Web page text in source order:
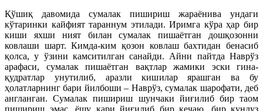
Қўшиқ давомида сумалак пишириш жараёнива ундаги
кўтаринки кайфият тараннум этилади. Иримга кўра ҳар бир
киши яхши ният билан сумалак пишаётган дошқозонни
ковлаши шарт. Кимда-ким қозон ковлаш бахтидан бенасиб
қолса, у ўзини камситилган санайди. Айни пайтда Наврўз
арафаси, сумалак пишаётган вақтлар жамики эски гина-
қудратлар унутилиб, аразли кишилар ярашган ва бу
ҳолатларнинг бари йилбоши – Наврўз, сумалак шарофати, деб
англанган. Сумалак пишириш шунчаки йиғилиб бир таом